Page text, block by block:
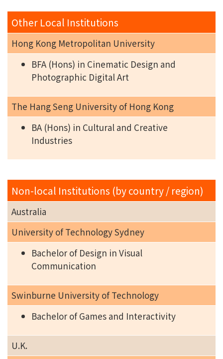
Other Local Institutions
Hong Kong Metropolitan University
BFA (Hons) in Cinematic Design and
Photographic Digital Art
The Hang Seng University of Hong Kong
BA (Hons) in Cultural and Creative
Industries
Non-local Institutions (by country / region)
Australia
University of Technology Sydney
Bachelor of Design in Visual
Communication
Swinburne University of Technology
Bachelor of Games and Interactivity
U.K.